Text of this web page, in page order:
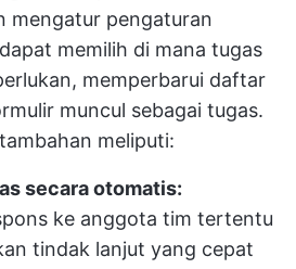
mengatur pengaturan
memilih di mana tugas
memperbarui daftar
muncul sebagai tugas.
meliputi:
secara otomatis:
ke anggota tim tertentu
tindak lanjut yang cepat